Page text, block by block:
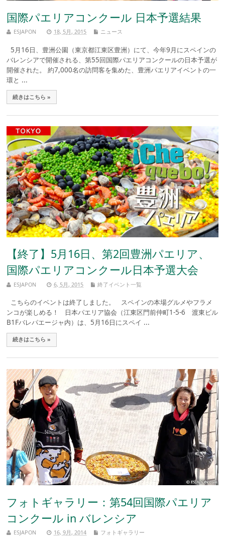
国際パエリアコンクール 日本予選結果
ESJAPON 18, 5月, 2015 ニュース
5月16日、豊洲公園（東京都江東区豊洲）にて、今年9月にスペインの
バレンシアで開催される、第55回国際パエリアコンクールの日本予選が
開催された。 約7,000名の訪問客を集めた、豊洲パエリアイベントの一
環と ...
続きはこちら »
【終了】5月16日、第2回豊洲パエリア、
国際パエリアコンクール日本予選大会
ESJAPON 6, 5月, 2015 終了イベント一覧
こちらのイベントは終了しました。 スペインの本場グルメやフラメ
ンコが楽しめる！ 日本パエリア協会（江東区門前仲町1-5-6 渡東ビル
B1Fバレパエージャ内）は、5月16日にスペイ ...
続きはこちら »
フォトギャラリー：第54回国際パエリア
コンクール in バレンシア
ESJAPON 16, 9月, 2014 フォトギャラリー